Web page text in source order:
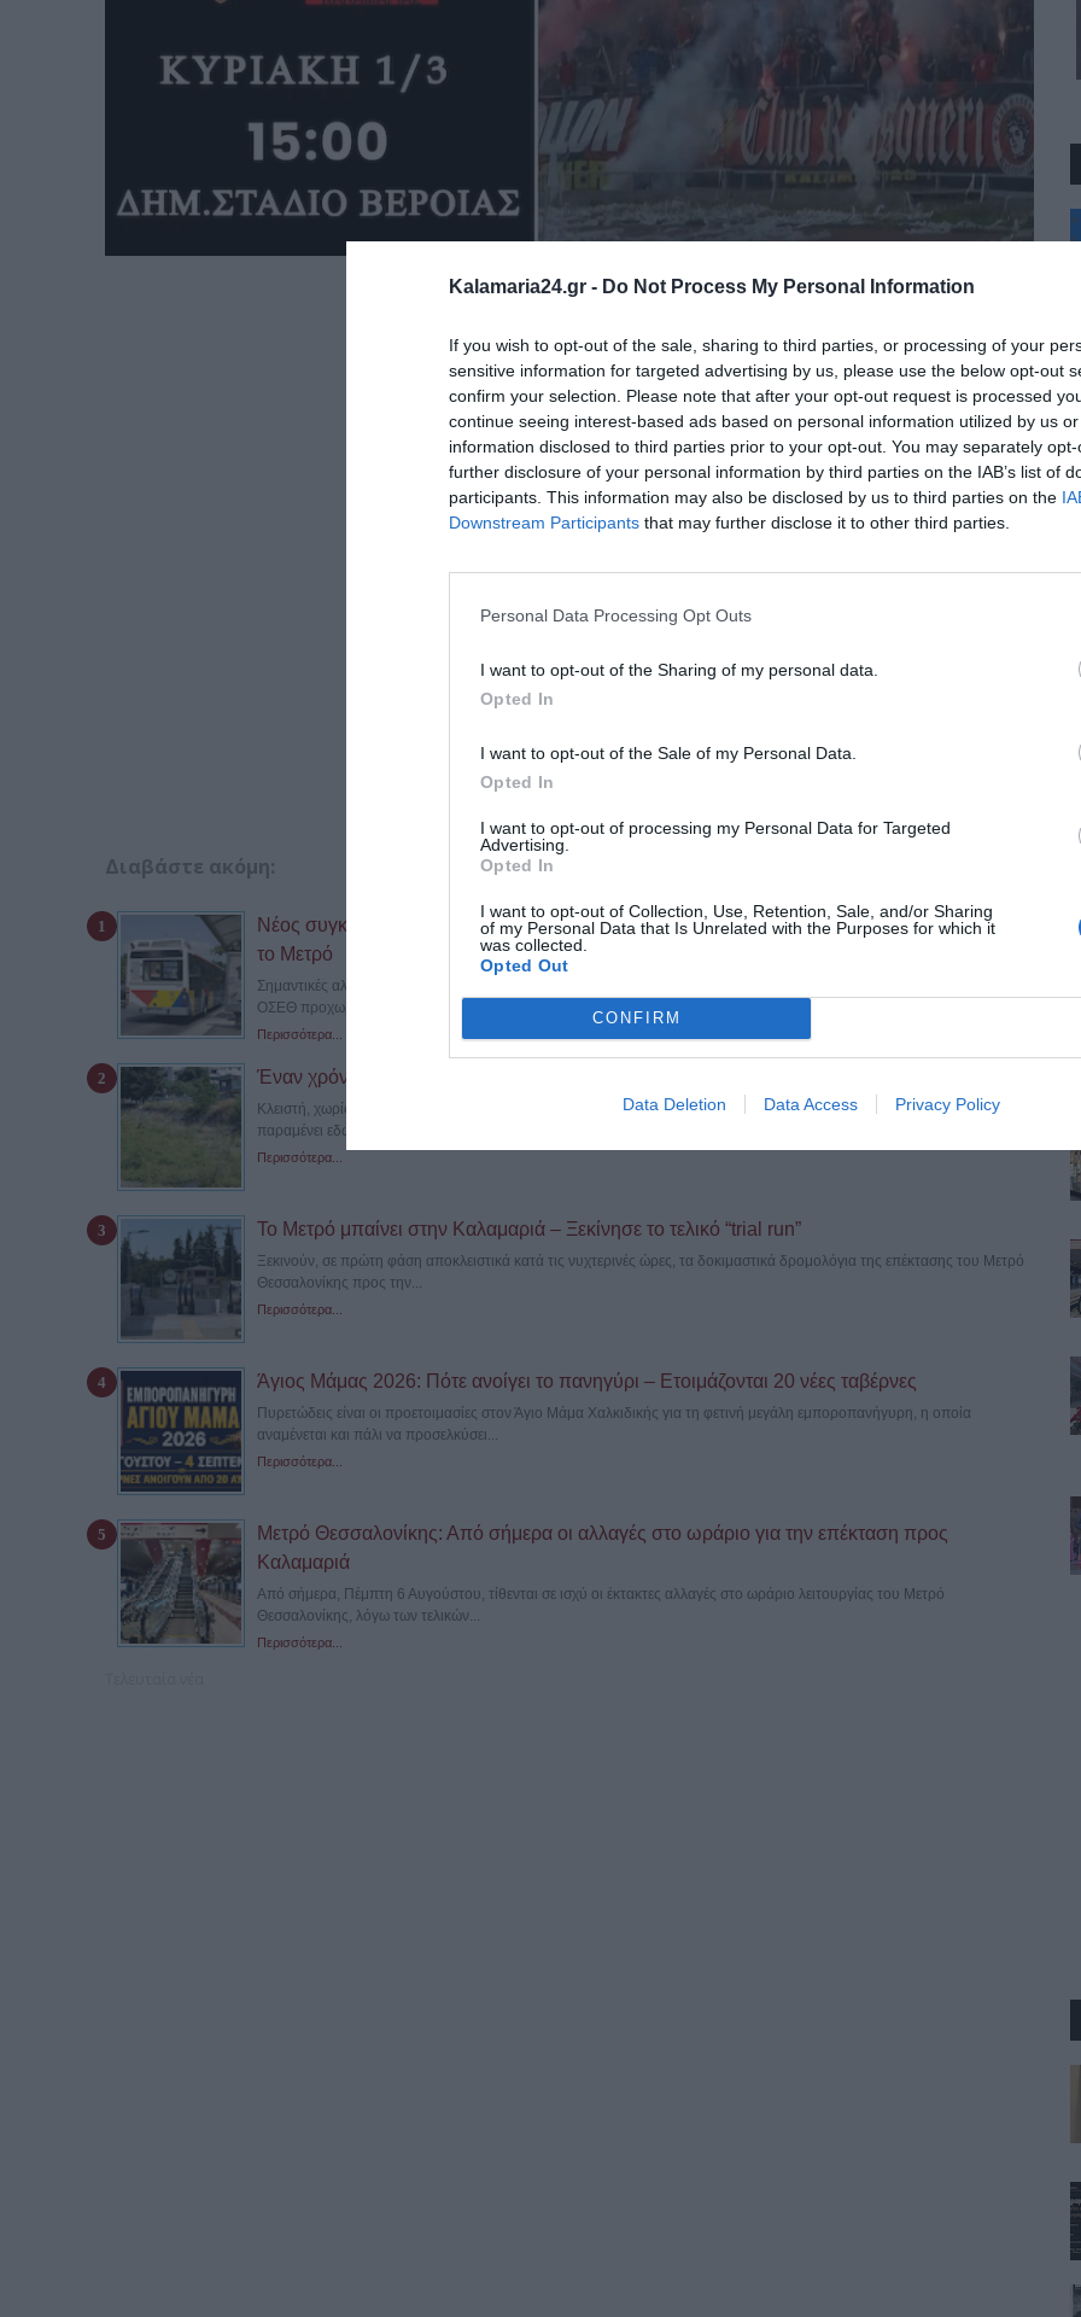
Kalamaria24.gr - Do Not Process My Personal Information
If you wish to opt-out of the sale, sharing to third parties, or processing of your
sensitive information for targeted advertising by us, please use the below opt-out
confirm your selection. Please note that after your opt-out request is processed
continue seeing interest-based ads based on personal information utilized by us
information disclosed to third parties prior to your opt-out. You may separately
further disclosure of your personal information by third parties on the IAB’s list of
participants. This information may also be disclosed by us to third parties on the
Downstream Participants that may further disclose it to other third parties.
Personal Data Processing Opt Outs
I want to opt-out of the Sharing of my personal data.
Opted In
I want to opt-out of the Sale of my Personal Data.
Opted In
I want to opt-out of processing my Personal Data for Targeted
Advertising.
Opted In
I want to opt-out of Collection, Use, Retention, Sale, and/or Sharing
of my Personal Data that Is Unrelated with the Purposes for which it
was collected.
Opted Out
CONFIRM
Data Deletion Data Access Privacy Policy
Διαβάστε ακόμη:
Νέος συγκοινωνιακός χάρτης στην Καλαμαριά: Πώς αλλάζουν οι λεωφορειακές γραμμές με
το Μετρό
Σημαντικές αλλαγές στις καθημερινές μετακινήσεις φέρνει στην Καλαμαριά η λειτουργία της επέκτασης του Μετρό. Ο
ΟΣΕΘ προχωρά στη δεύτερη...
Περισσότερα...
Έναν χρόνο αποκλεισμένη η γέφυρα της Κνωσού – Το «μπαλάκι» των αρμοδιοτήτων
Κλειστή, χωρίς να έχει πραγματοποιηθεί μέχρι σήμερα στατικός έλεγχος ή κάποια παρέμβαση αποκατάστασης,
παραμένει εδώ και σχεδόν έναν χρόνο...
Περισσότερα...
Το Μετρό μπαίνει στην Καλαμαριά – Ξεκίνησε το τελικό “trial run”
Ξεκινούν, σε πρώτη φάση αποκλειστικά κατά τις νυχτερινές ώρες, τα δοκιμαστικά δρομολόγια της επέκτασης του Μετρό
Θεσσαλονίκης προς την...
Περισσότερα...
Άγιος Μάμας 2026: Πότε ανοίγει το πανηγύρι – Ετοιμάζονται 20 νέες ταβέρνες
Πυρετώδεις είναι οι προετοιμασίες στον Άγιο Μάμα Χαλκιδικής για τη φετινή μεγάλη εμποροπανήγυρη, η οποία
αναμένεται και πάλι να προσελκύσει...
Περισσότερα...
Μετρό Θεσσαλονίκης: Από σήμερα οι αλλαγές στο ωράριο για την επέκταση προς
Καλαμαριά
Από σήμερα, Πέμπτη 6 Αυγούστου, τίθενται σε ισχύ οι έκτακτες αλλαγές στο ωράριο λειτουργίας του Μετρό
Θεσσαλονίκης, λόγω των τελικών...
Περισσότερα...
+
°